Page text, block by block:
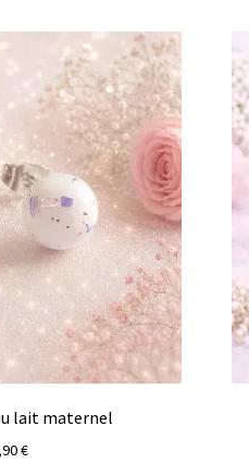
lait maternel
€